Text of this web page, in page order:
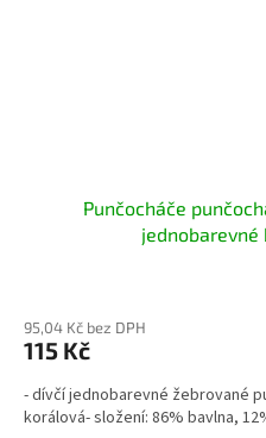
Punčocháče
jednobarevné
95,04 Kč bez DPH
115 Kč
- dívčí jednobarevné žebrované
korálová- složení: 86% bavlna,